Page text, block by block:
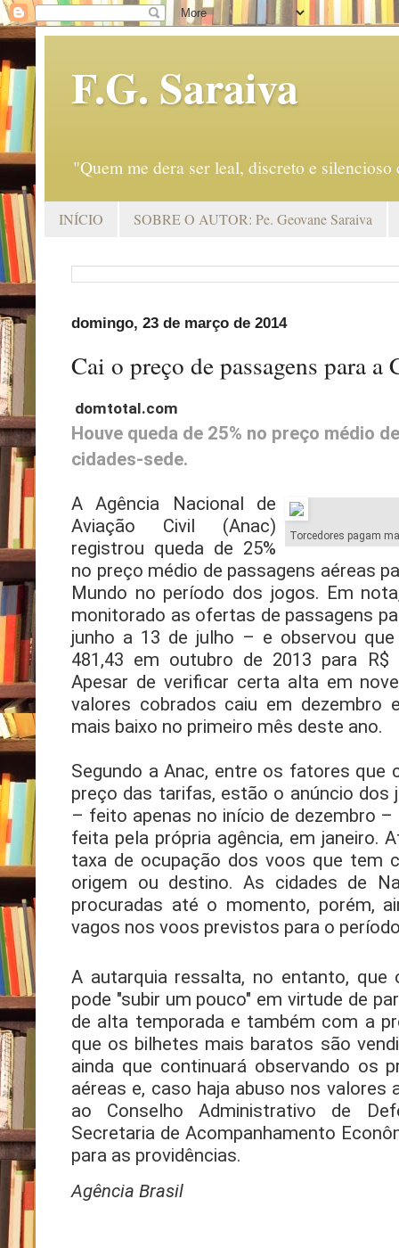
F.G. Saraiva
"Quem me dera ser leal, discreto e
INÍCIO SOBRE O AUTOR: Pe. Geovane Saraiva
domingo, 23 de março de 2014
Cai o preço de passagens para a
domtotal.com
Houve queda de 25% no preço médio
cidades-sede.
Torcedores pagam
A Agência Nacional de
Aviação Civil (Anac)
registrou queda de 25%
no preço médio de passagens aéreas
Mundo no período dos jogos. Em
monitorado as ofertas de passagens
junho a 13 de julho – e observou
481,43 em outubro de 2013 para
Apesar de verificar certa alta em
valores cobrados caiu em dezembro
mais baixo no primeiro mês deste ano.
Segundo a Anac, entre os fatores que
preço das tarifas, estão o anúncio dos
– feito apenas no início de dezembro
feita pela própria agência, em janeiro.
taxa de ocupação dos voos que tem
origem ou destino. As cidades de
procuradas até o momento, porém,
vagos nos voos previstos para o
A autarquia ressalta, no entanto, que
pode "subir um pouco" em virtude de
de alta temporada e também com a
que os bilhetes mais baratos são
ainda que continuará observando os
aéreas e, caso haja abuso nos valores
ao Conselho Administrativo de
Secretaria de Acompanhamento
para as providências.
Agência Brasil